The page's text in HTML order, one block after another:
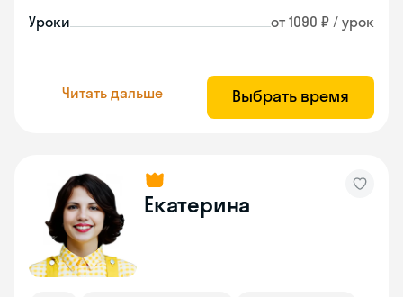
Уроки от 1090 ₽ / урок
Читать дальше Выбрать время
Екатерина